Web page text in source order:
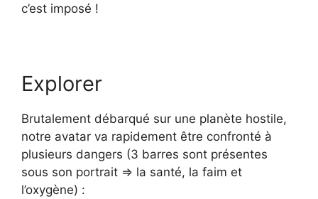
c’est imposé !
Explorer
Brutalement débarqué sur une planète hostile,
notre avatar va rapidement être confronté à
plusieurs dangers (3 barres sont présentes
sous son portrait => la santé, la faim et
l’oxygène) :